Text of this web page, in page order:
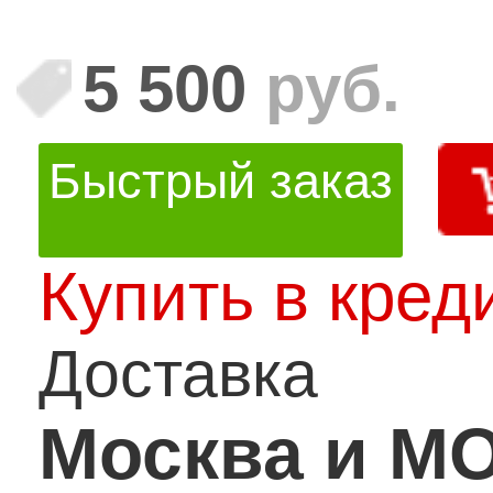
5 500 руб.
Быстрый заказ
Купить в
Доставка
Москва и